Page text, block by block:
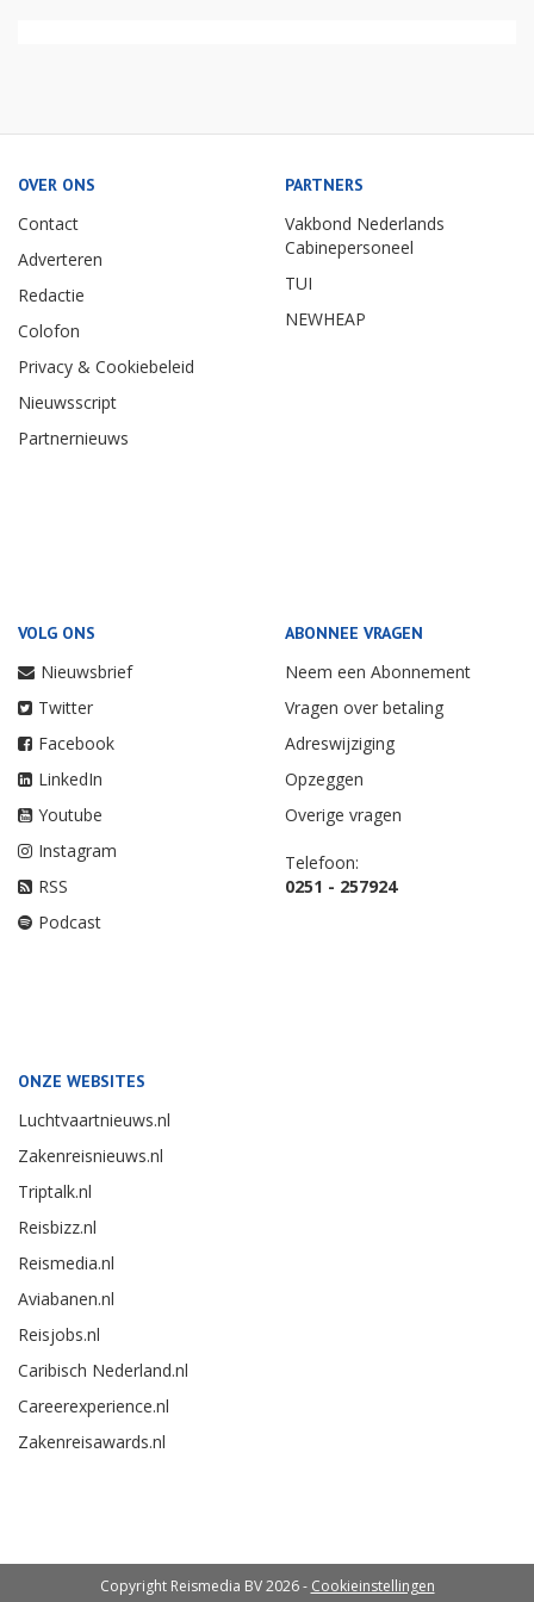
OVER ONS
Contact
Adverteren
Redactie
Colofon
Privacy & Cookiebeleid
Nieuwsscript
Partnernieuws
PARTNERS
Vakbond Nederlands
Cabinepersoneel
TUI
NEWHEAP
VOLG ONS
Nieuwsbrief
Twitter
Facebook
LinkedIn
Youtube
Instagram
RSS
Podcast
ABONNEE VRAGEN
Neem een Abonnement
Vragen over betaling
Adreswijziging
Opzeggen
Overige vragen
Telefoon:
0251 - 257924
ONZE WEBSITES
Luchtvaartnieuws.nl
Zakenreisnieuws.nl
Triptalk.nl
Reisbizz.nl
Reismedia.nl
Aviabanen.nl
Reisjobs.nl
Caribisch Nederland.nl
Careerexperience.nl
Zakenreisawards.nl
Copyright Reismedia BV 2026 - Cookieinstellingen